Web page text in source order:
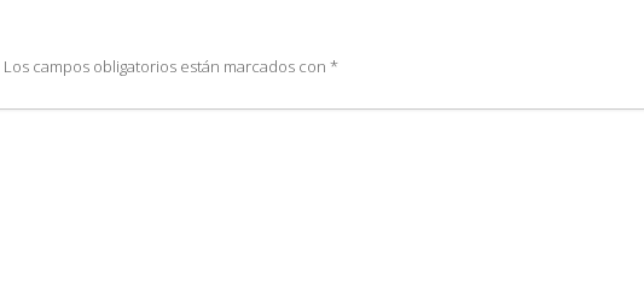
Los campos obligatorios están marcados con *